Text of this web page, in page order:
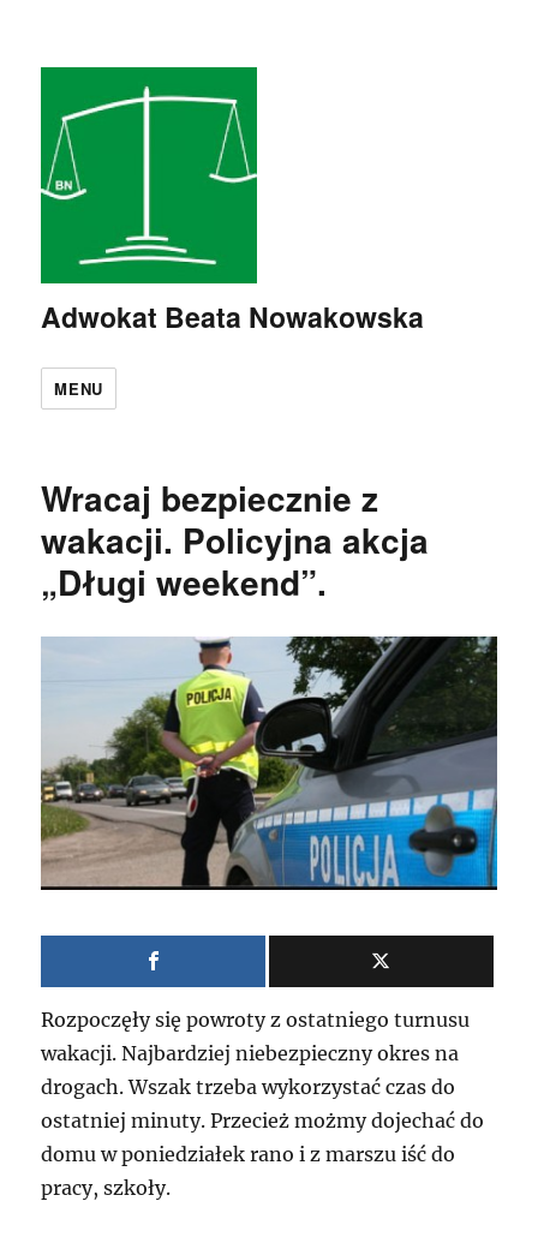
Adwokat Beata Nowakowska
MENU
Wracaj bezpiecznie z
wakacji. Policyjna akcja
„Długi weekend”.
Rozpoczęły się powroty z ostatniego turnusu
wakacji. Najbardziej niebezpieczny okres na
drogach. Wszak trzeba wykorzystać czas do
ostatniej minuty. Przecież możmy dojechać do
domu w poniedziałek rano i z marszu iść do
pracy, szkoły.